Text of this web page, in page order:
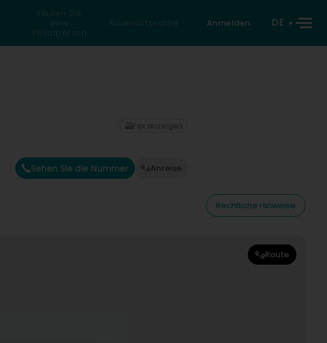
Finden Sie
eine
Privatperson
Rückwärtssuche Anmelden DE
Sehen Sie die Nummer Anreise
Fax anzeigen
Rechtliche Hinweise
Route